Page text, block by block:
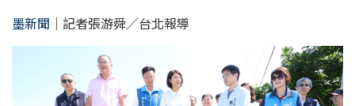
墨新聞 ｜記者張游舜／台北報導